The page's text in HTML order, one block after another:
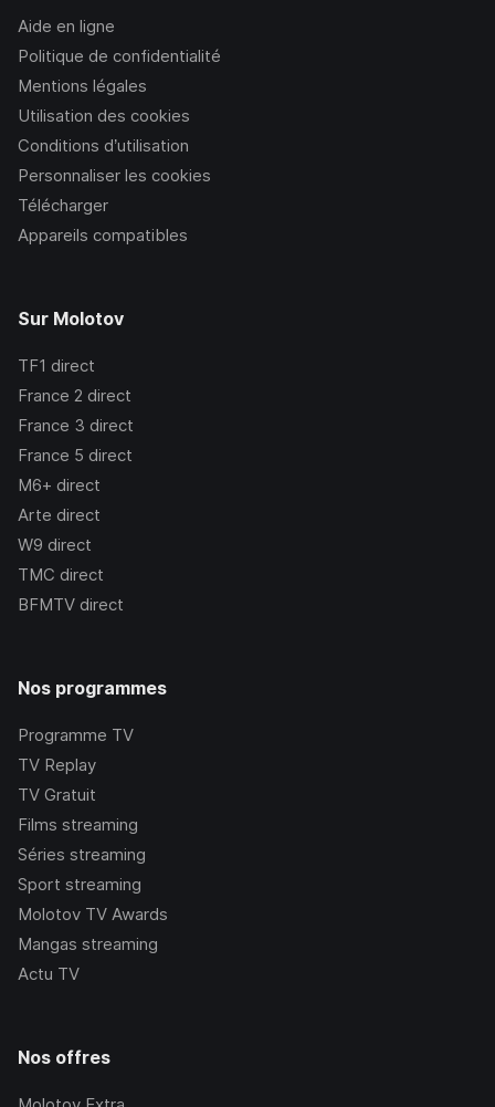
Aide en ligne
Politique de confidentialité
Mentions légales
Utilisation des cookies
Conditions d’utilisation
Personnaliser les cookies
Télécharger
Appareils compatibles
Sur Molotov
TF1 direct
France 2 direct
France 3 direct
France 5 direct
M6+ direct
Arte direct
W9 direct
TMC direct
BFMTV direct
Nos programmes
Programme TV
TV Replay
TV Gratuit
Films streaming
Séries streaming
Sport streaming
Molotov TV Awards
Mangas streaming
Actu TV
Nos offres